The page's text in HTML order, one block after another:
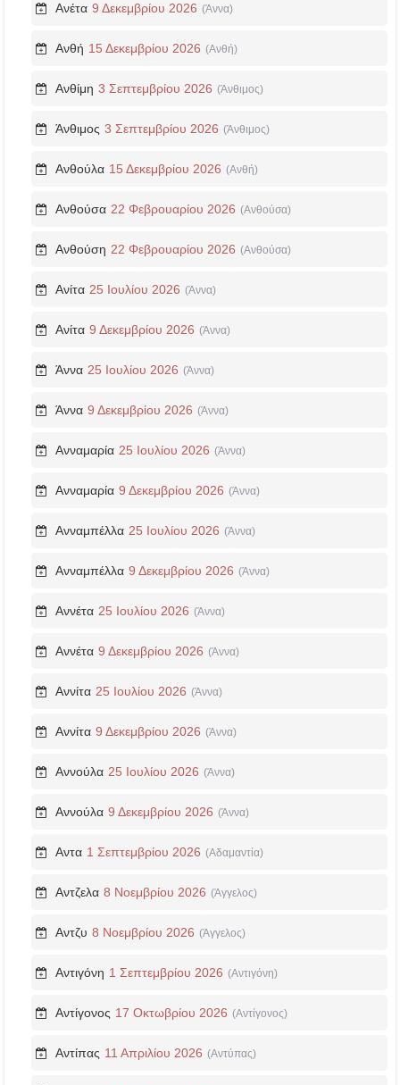
Ανέτα 9 Δεκεμβρίου 2026 (Άννα)
Ανθή 15 Δεκεμβρίου 2026 (Ανθή)
Ανθίμη 3 Σεπτεμβρίου 2026 (Άνθιμος)
Άνθιμος 3 Σεπτεμβρίου 2026 (Άνθιμος)
Ανθούλα 15 Δεκεμβρίου 2026 (Ανθή)
Ανθούσα 22 Φεβρουαρίου 2026 (Ανθούσα)
Ανθούση 22 Φεβρουαρίου 2026 (Ανθούσα)
Ανίτα 25 Ιουλίου 2026 (Άννα)
Ανίτα 9 Δεκεμβρίου 2026 (Άννα)
Άννα 25 Ιουλίου 2026 (Άννα)
Άννα 9 Δεκεμβρίου 2026 (Άννα)
Ανναμαρία 25 Ιουλίου 2026 (Άννα)
Ανναμαρία 9 Δεκεμβρίου 2026 (Άννα)
Ανναμπέλλα 25 Ιουλίου 2026 (Άννα)
Ανναμπέλλα 9 Δεκεμβρίου 2026 (Άννα)
Αννέτα 25 Ιουλίου 2026 (Άννα)
Αννέτα 9 Δεκεμβρίου 2026 (Άννα)
Αννίτα 25 Ιουλίου 2026 (Άννα)
Αννίτα 9 Δεκεμβρίου 2026 (Άννα)
Αννούλα 25 Ιουλίου 2026 (Άννα)
Αννούλα 9 Δεκεμβρίου 2026 (Άννα)
Αντα 1 Σεπτεμβρίου 2026 (Αδαμαντία)
Αντζελα 8 Νοεμβρίου 2026 (Άγγελος)
Αντζυ 8 Νοεμβρίου 2026 (Άγγελος)
Αντιγόνη 1 Σεπτεμβρίου 2026 (Αντιγόνη)
Αντίγονος 17 Οκτωβρίου 2026 (Αντίγονος)
Αντίπας 11 Απριλίου 2026 (Αντύπας)